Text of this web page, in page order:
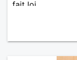
fait loi.